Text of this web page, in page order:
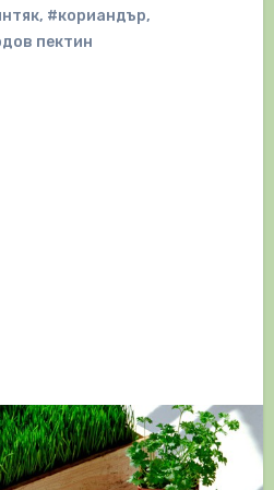
, #кориандър,
пектин